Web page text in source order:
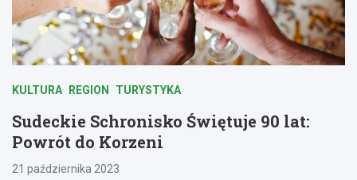
KULTURA REGION TURYSTYKA
Sudeckie Schronisko Świętuje 90 lat:
Powrót do Korzeni
21 października 2023